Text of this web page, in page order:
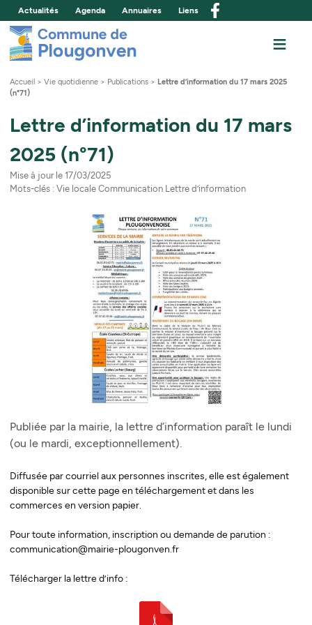
Actualités Agenda Annuaires Liens
Commune de ≡
Accueil >Vie quotidienne > Publications > Lettre d’information du 17 mars 2025
(n°71)
Lettre d’information du 17 mars
2025 (n°71)
Mise à jour le17/03/2025
Mots-clés : Vie locale Communication Lettre d’information
Publiée par la mairie, la lettre d’information paraît le lundi
(ou le mardi, exceptionnellement).
Diffusée par courriel aux personnes inscrites, elle est également
disponible sur cette page en téléchargement et dans les
commerces en version papier.
Pour toute information, inscription ou demande de parution :
communication@mairie-plougonven.fr
Télécharger la lettre d’info :